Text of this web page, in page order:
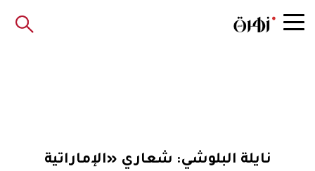
نايلة البلوشي: شعاري «الإماراتية